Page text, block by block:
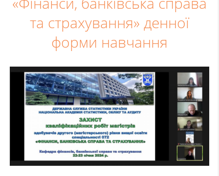
та страхування» денної
форми навчання